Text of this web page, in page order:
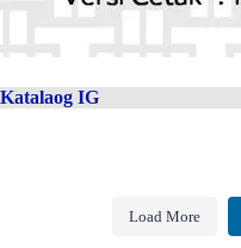
Katalaog IG
Load More